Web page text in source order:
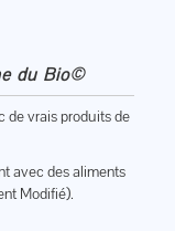
du Bio©
de vrais produits de
avec des aliments
Modifié).